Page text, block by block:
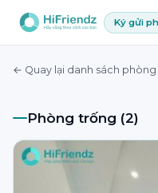
Ký gửi
← Quay lại danh sách phòng
Phòng trống (2)